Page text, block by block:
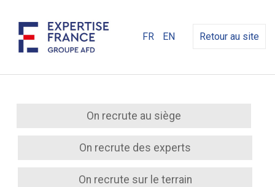
FR EN Retour au site
On recrute au siège
On recrute des experts
On recrute sur le terrain